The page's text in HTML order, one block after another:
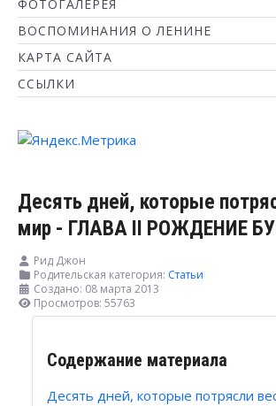
ФОТОГАЛЕРЕЯ
ВОСПОМИНАНИЯ О ЛЕНИНЕ
КАРТА САЙТА
ССЫЛКИ
Десять дней, которые
мир - ГЛАВА II РОЖДЕНИЕ
Рид Джон
Родительская категория: Статьи
Создано: 08 марта 2013
Просмотров: 55763
Содержание материала
Десять дней, которые потрясли